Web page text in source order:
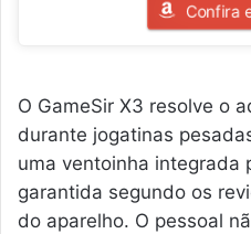
Confira
O GameSir X3 resolve o
durante jogatinas
uma ventoinha integrada
garantida segundo os
do aparelho. O pessoal